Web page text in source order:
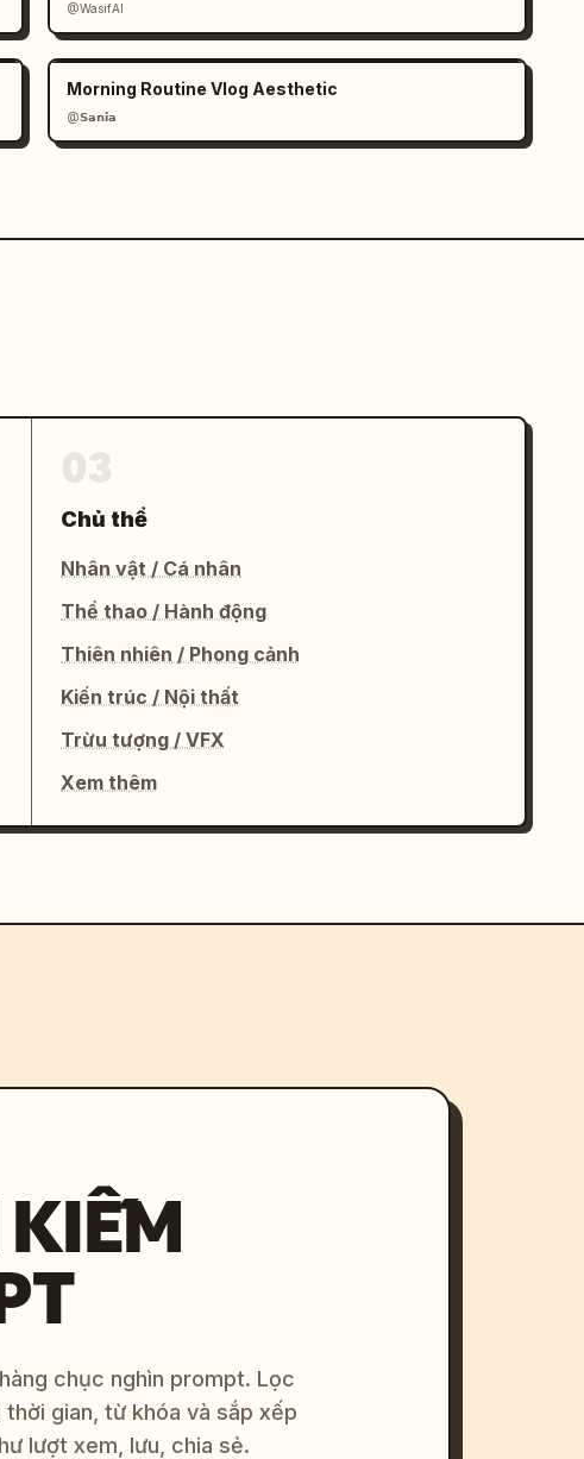
@WasifAI
Morning Routine Vlog Aesthetic
@𝗦𝗮𝗻𝗶𝗮
Chủ thể
Nhân vật / Cá nhân
Thể thao / Hành động
Thiên nhiên / Phong cảnh
Kiến trúc / Nội thất
Trừu tượng / VFX
Xem thêm
chục nghìn prompt. Lọc
gian, từ khóa và sắp xếp
lượt xem, lưu, chia sẻ.